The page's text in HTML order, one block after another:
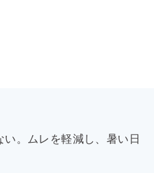
。ムレを軽減し、暑い日